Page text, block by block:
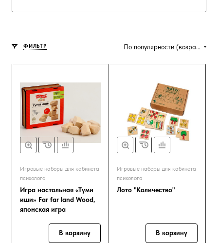
ФИЛЬТР По популярности (возрастание)
Игровые наборы для кабинета
психолога
Игра настольная «Туми
иши» Far far land Wood,
японская игра
В корзину
Игровые наборы для кабинета
психолога
Лото "Количество"
В корзину